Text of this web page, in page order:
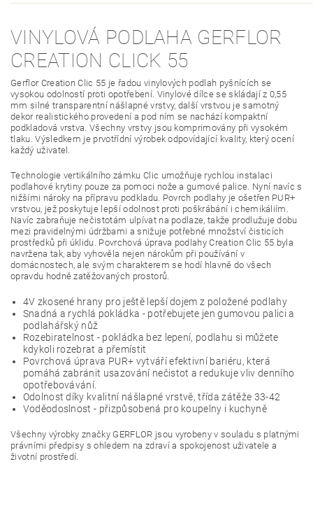
VINYLOVÁ PODLAHA GERFLOR
CREATION CLICK 55
Gerflor Creation Clic 55 je řadou vinylových podlah pyšnících se
vysokou odolností proti opotřebení. Vinylové dílce se skládají z 0,55
mm silné transparentní nášlapné vrstvy, další vrstvou je samotný
dekor realistického provedení a pod ním se nachází kompaktní
podkladová vrstva. Všechny vrstvy jsou komprimovány při vysokém
tlaku. Výsledkem je prvotřídní výrobek odpovídající kvality, který ocení
každý uživatel.
Technologie vertikálního zámku Clic umožňuje rychlou instalaci
podlahové krytiny pouze za pomoci nože a gumové palice. Nyní navíc s
nižšími nároky na přípravu podkladu. Povrch podlahy je ošetřen PUR+
vrstvou, jež poskytuje lepší odolnost proti poškrábání i chemikáliím.
Navíc zabraňuje nečistotám ulpívat na podlaze, takže prodlužuje dobu
mezi pravidelnými údržbami a snižuje potřebné množství čisticích
prostředků při úklidu. Povrchová úprava podlahy Creation Clic 55 byla
navržena tak, aby vyhověla nejen nárokům při používání v
domácnostech, ale svým charakterem se hodí hlavně do všech
opravdu hodně zatěžovaných prostorů.
4V zkosené hrany pro ještě lepší dojem z položené podlahy
Snadná a rychlá pokládka - potřebujete jen gumovou palici a
podlahářský nůž
Rozebiratelnost - pokládka bez lepení, podlahu si můžete
kdykoli rozebrat a přemístit
Povrchová úprava PUR+ vytváří efektivní bariéru, která
pomáhá zabránit usazování nečistot a redukuje vliv denního
opotřebovávání.
Odolnost díky kvalitní nášlapné vrstvě, třída zátěže 33-42
Voděodoslnost - přizpůsobená pro koupelny i kuchyně
Všechny výrobky značky GERFLOR jsou vyrobeny v souladu s platnými
právními předpisy s ohledem na zdraví a spokojenost uživatele a
životní prostředí.